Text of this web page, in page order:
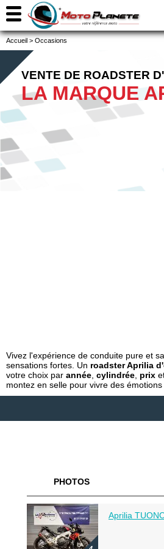
Accueil > Occasions
VENTE DE ROADSTER
LA MARQUE
Vivez l'expérience de conduite pure et
sensations fortes. Un roadster Aprilia
votre choix par année cylindrée prix
montez en selle pour vivre des émotions
PHOTOS
Aprilia